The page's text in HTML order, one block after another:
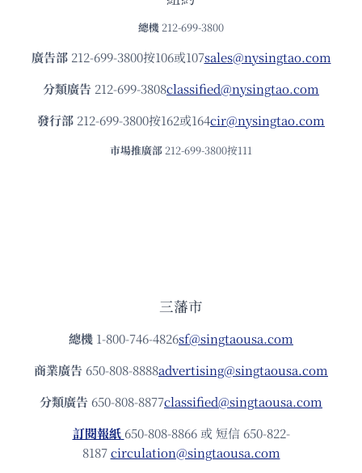
總機 212-699-3800
廣告部212-699-3800按106或107sales@nysingtao.com
分類廣告 212-699-3808classified@nysingtao.com
發⾏部 212-699-3800按162或164cir@nysingtao.com
市場推廣部 212-699-3800按111
三藩市
總機 1-800-746-4826sf@singtaousa.com
商業廣告 650-808-8888advertising@singtaousa.com
分類廣告 650-808-8877classified@singtaousa.com
訂閱報紙 650-808-8866 或 短信 650-822-
8187circulation@singtaousa.com